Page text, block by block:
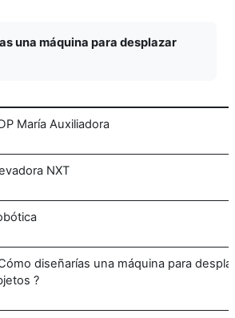
una máquina para desplazar
María Auxiliadora
NXT
diseñarías una máquina para
?